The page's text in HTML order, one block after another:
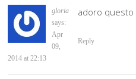
gloria
says:
Apr
09,
2014 at 22:13
adoro questo
Reply